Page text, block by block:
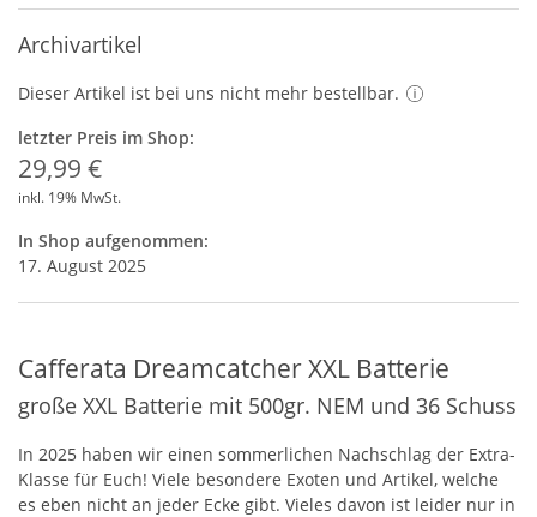
Archivartikel
Dieser Artikel ist bei uns nicht mehr bestellbar.
letzter Preis im Shop:
29,99 €
inkl. 19% MwSt.
In Shop aufgenommen:
17. August 2025
Cafferata Dreamcatcher XXL Batterie
große XXL Batterie mit 500gr. NEM und 36 Schuss
In 2025 haben wir einen sommerlichen Nachschlag der Extra-
Klasse für Euch! Viele besondere Exoten und Artikel, welche
es eben nicht an jeder Ecke gibt. Vieles davon ist leider nur in